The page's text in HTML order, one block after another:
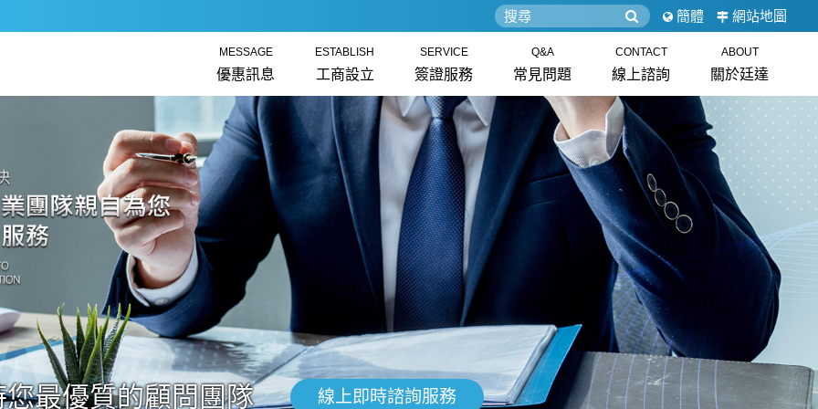
簡體 網站地圖
MESSAGE
優惠訊息
ESTABLISH
工商設立
SERVICE
簽證服務
Q&A
常見問題
CONTACT
線上諮詢
ABOUT
關於廷達
您最優質的顧問團隊 線上即時諮詢服務